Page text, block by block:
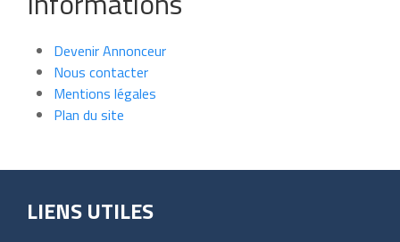
Devenir Annonceur
Nous contacter
Mentions légales
Plan du site
LIENS UTILES